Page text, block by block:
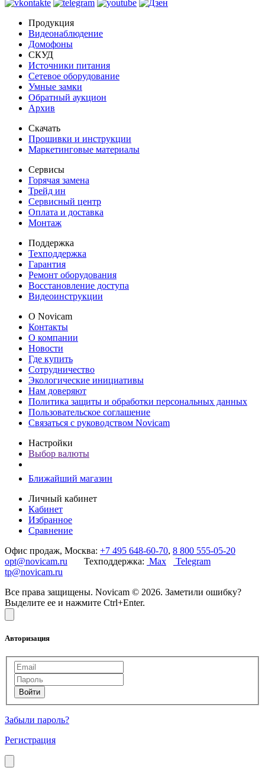
Продукция
Видеонаблюдение
Домофоны
СКУД
Источники питания
Сетевое оборудование
Умные замки
Обратный аукцион
Архив
Скачать
Прошивки и инструкции
Маркетинговые материалы
Сервисы
Горячая замена
Трейд ин
Сервисный центр
Оплата и доставка
Монтаж
Поддержка
Техподдержка
Гарантия
Ремонт оборудования
Восстановление доступа
Видеоинструкции
О Novicam
Контакты
О компании
Новости
Где купить
Сотрудничество
Экологические инициативы
Нам доверяют
Политика защиты и обработки персональных данных
Пользовательское соглашение
Связаться с руководством Novicam
Настройки
Выбор валюты
Ближайший магазин
Личный кабинет
Кабинет
Избранное
Сравнение
Офис продаж, Москва: +7 495 648-60-70, 8 800 555-05-20
opt@novicam.ru Техподдержка: Max
Telegram
tp@novicam.ru
Все права защищены. Novicam © 2026. Заметили ошибку?
Выделите ее и нажмите Ctrl+Enter.
Авторизация
Забыли пароль?
Регистрация